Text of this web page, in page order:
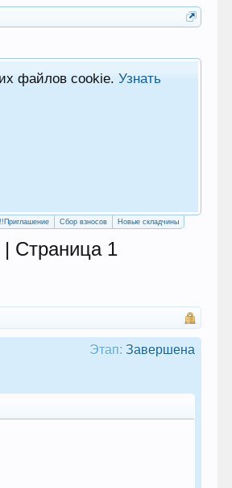
файлов cookie.Узнать
Сбор взносов Новые складчины
Страница 1
Этап: Завершена